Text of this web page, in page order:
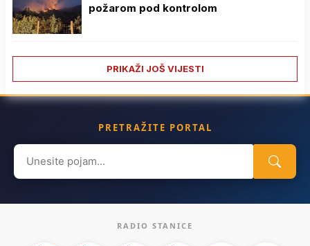
požarom pod kontrolom
PRIKAŽI JOŠ VIJESTI
PRETRAŽITE PORTAL
Search
for:
RADIO STANICE